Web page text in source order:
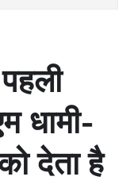
धामी-
देता है